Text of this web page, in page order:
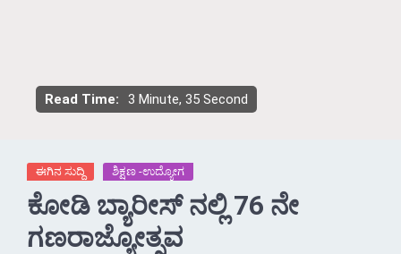
Read Time: 3 Minute, 35 Second
ಈಗಿನ ಸುದ್ದಿ ಶಿಕ್ಷಣ -ಉದ್ಯೋಗ
ಕೋಡಿ ಬ್ಯಾರೀಸ್ ನಲ್ಲಿ 76 ನೇ
ಗಣರಾಜ್ಯೋತ್ಸವ